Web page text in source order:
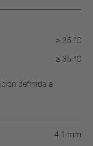
≥ 35 °C
≥ 35 °C
definida a
4.1 mm